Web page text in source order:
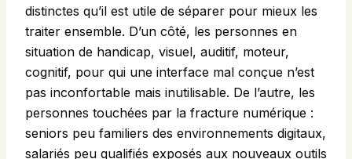
distinctes qu’il est utile de séparer pour mieux les
traiter ensemble. D’un côté, les personnes en
situation de handicap, visuel, auditif, moteur,
cognitif, pour qui une interface mal conçue n’est
pas inconfortable mais inutilisable. De l’autre, les
personnes touchées par la fracture numérique :
seniors peu familiers des environnements digitaux,
salariés peu qualifiés exposés aux nouveaux outils